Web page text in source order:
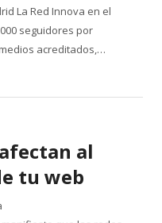
La Red Innova en el
seguidores por
acreditados,…
al
tu web